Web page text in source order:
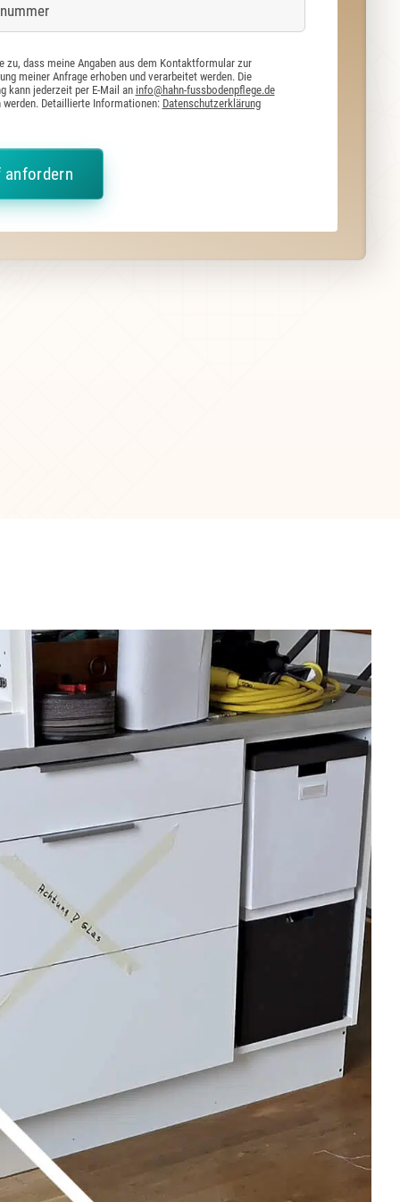
zu, dass meine Angaben aus dem Kontaktformular zur
meiner Anfrage erhoben und verarbeitet werden. Die
kann jederzeit per E-Mail an info@hahn-fussbodenpflege.de
werden. Detaillierte Informationen: Datenschutzerklärung